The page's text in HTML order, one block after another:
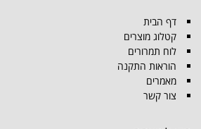
דף הבית
קטלוג מוצרים
לוח תמרורים
הוראות התקנה
מאמרים
צור קשר